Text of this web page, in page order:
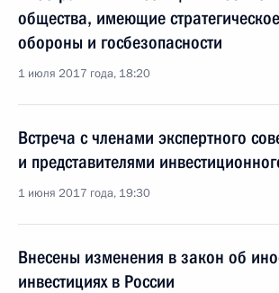
общества, имеющие
обороны и госбезопасности
1 июля 2017 года, 18:20
Встреча с членами экспертного
и представителями
1 июня 2017 года, 19:30
Внесены изменения в закон об
инвестициях в России